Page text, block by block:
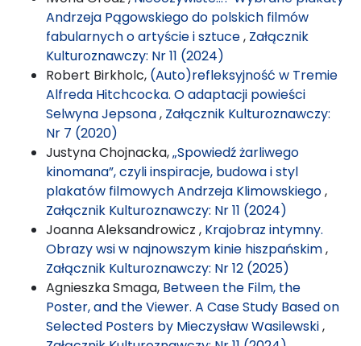
Andrzeja Pągowskiego do polskich filmów
fabularnych o artyście i sztuce, Załącznik
Kulturoznawczy: Nr 11 (2024)
Robert Birkholc, (Auto)refleksyjność w Tremie
Alfreda Hitchcocka. O adaptacji powieści
Selwyna Jepsona, Załącznik Kulturoznawczy:
Nr 7 (2020)
Justyna Chojnacka,„Spowiedź żarliwego
kinomana”, czyli inspiracje, budowa i styl
plakatów filmowych Andrzeja Klimowskiego,
Załącznik Kulturoznawczy: Nr 11 (2024)
Joanna Aleksandrowicz , Krajobraz intymny.
Obrazy wsi w najnowszym kinie hiszpańskim,
Załącznik Kulturoznawczy: Nr 12 (2025)
Agnieszka Smaga, Between the Film, the
Poster, and the Viewer. A Case Study Based on
Selected Posters by Mieczysław Wasilewski,